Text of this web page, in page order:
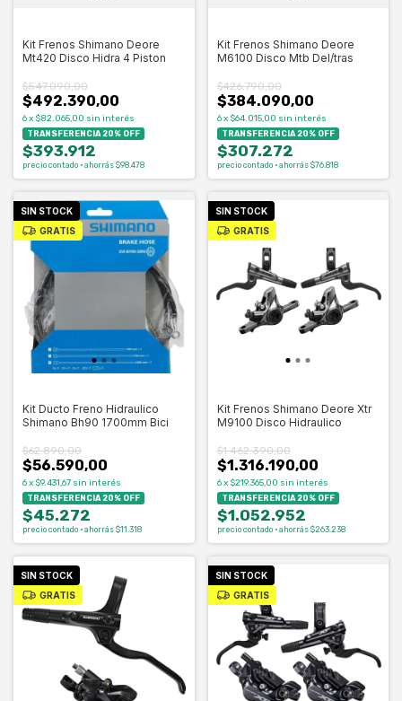
Kit Frenos Shimano Deore
Mt420 Disco Hidra 4 Piston
$492.390,00
$547.090,00
6x $82.065,00 sin interés
TRANSFERENCIA 20% OFF
$393.912
precio contado · ahorrás $98.478
Kit Frenos Shimano Deore
M6100 Disco Mtb Del/tras
$384.090,00
$426.790,00
6 x $64.015,00 sin interés
TRANSFERENCIA 20% OFF
$307.272
precio contado · ahorrás $76.818
SIN STOCK
GRATIS
Kit Ducto Freno Hidraulico
Shimano Bh90 1700mm Bici
$56.590,00
$62.890,00
6x $9.431,67 sin interés
TRANSFERENCIA 20% OFF
$45.272
precio contado · ahorrás $11.318
SIN STOCK
GRATIS
Kit Frenos Shimano Deore Xtr
M9100 Disco Hidraulico
$1.316.190,00
$1.462.390,00
6 x $219.365,00 sin interés
TRANSFERENCIA 20% OFF
$1.052.952
precio contado · ahorrás $263.238
SIN STOCK
GRATIS
SIN STOCK
GRATIS